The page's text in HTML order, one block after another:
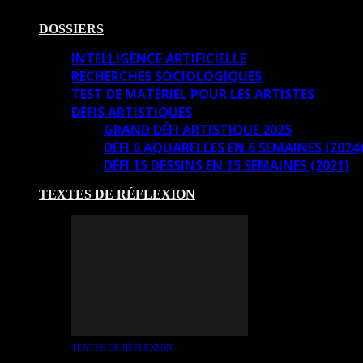
DOSSIERS
INTELLIGENCE ARTIFICIELLE
RECHERCHES SOCIOLOGIQUES
TEST DE MATÉRIEL POUR LES ARTISTES
DÉFIS ARTISTIQUES
GRAND DÉFI ARTISTIQUE 2025
DÉFI 6 AQUARELLES EN 6 SEMAINES (2024)
DÉFI 15 DESSINS EN 15 SEMAINES (2021)
TEXTES DE RÉFLEXION
TEXTES DE RÉFLEXION